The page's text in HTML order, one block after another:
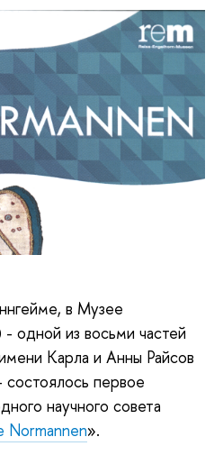
в Музее
одной из восьми частей
Карла и Анны Райсов
первое
научного совета
Normannen».